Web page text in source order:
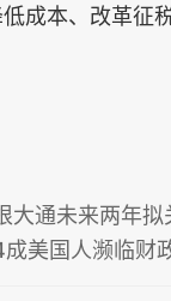
成本、改革征
大通未来两年
成美国人濒临财